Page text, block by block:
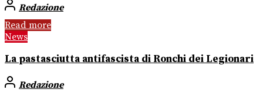
Redazione
Read more
News
La pastasciutta antifascista di Ronchi dei Legionari
Redazione